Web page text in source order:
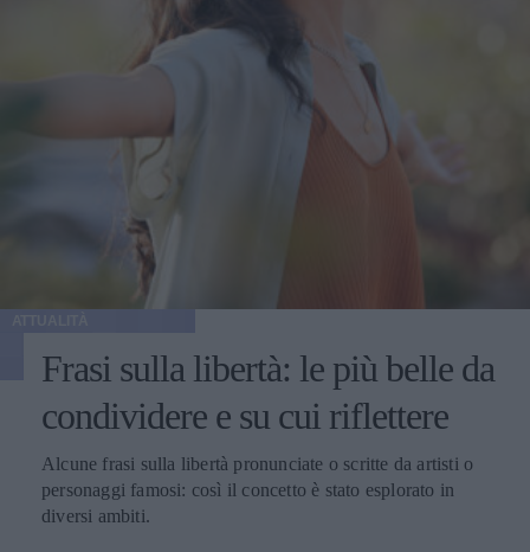
Frasi sulla libertà: le più belle da
condividere e su cui riflettere
Alcune frasi sulla libertà pronunciate o scritte da artisti o
personaggi famosi: così il concetto è stato esplorato in
diversi ambiti.